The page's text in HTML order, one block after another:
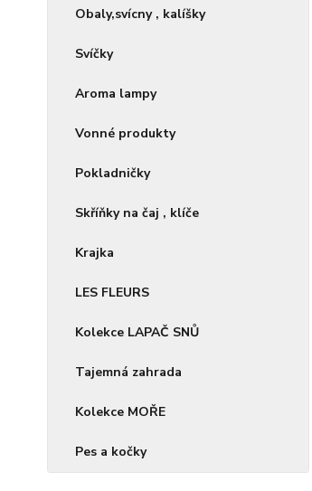
Obaly,svícny , kalíšky
Svíčky
Aroma lampy
Vonné produkty
Pokladničky
Skříňky na čaj , klíče
Krajka
LES FLEURS
Kolekce LAPAČ SNŮ
Tajemná zahrada
Kolekce MOŘE
Pes a kočky